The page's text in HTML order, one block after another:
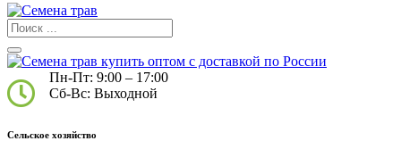
Пн-Пт: 9:00 – 17:00
Сб-Вс: Выходной
Сельское хозяйство